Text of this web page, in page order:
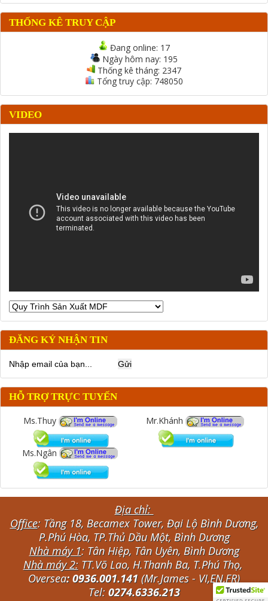
THỐNG KÊ TRUY CẬP
Đang online: 17
Ngày hôm nay: 195
Thống kê tháng: 2347
Tổng truy cập: 748050
VIDEO
ĐĂNG KÝ NHẬN TIN
HỖ TRỢ TRỰC TUYẾN
Ms.Thuy Mr.Khánh
Ms.Ngân
Địa chỉ:
Office: Tầng 18, Becamex Tower, Đại Lộ Bình Dương,
P.Phú Hòa, TP.Thủ Dầu Một, Bình Dương
Nhà máy 1: Tân Hiệp, Tân Uyên, Bình Dương
Nhà máy 2:TT.Võ Lao, H.Thanh Ba, T.Phú Thọ,
Oversea: 0936.001.141 (Mr.James - VI,EN,FR)
Tel: 0274.6336.213